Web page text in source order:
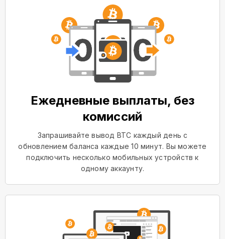
Ежедневные выплаты, без
комиссий
Запрашивайте вывод BTC каждый день с
обновлением баланса каждые 10 минут. Вы можете
подключить несколько мобильных устройств к
одному аккаунту.